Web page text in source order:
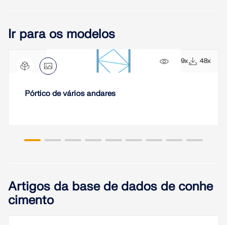
Ir para os modelos
1499x 48x
Pórtico de vários andares
Artigos da base de dados de conhe
cimento